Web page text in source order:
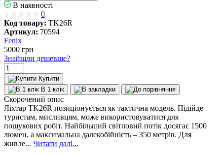
В наявності
0
Код товару: TK26R
Артикул: 70594
Fenix
5000 грн
Знайшли дешевше?
Купити
В 1 клік
Скорочений опис
Ліхтар TK26R позиціонується як тактична модель. Підійде
туристам, мисливцям, може використовуватися для
пошукових робіт. Найбільший світловий потік досягає 1500
люмен, а максимальна далекобійність – 350 метрів. Для
живле... Читати далі...